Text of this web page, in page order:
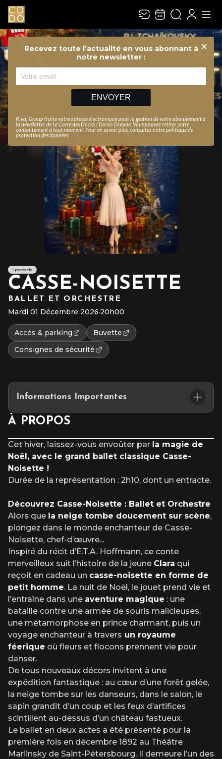
Recevez toute l’actualité en vous abonnant à
notre newsletter :
ENVOYER
Rivaj Group traite votre adresse électronique pour la gestion de votre abonnement à
la newsletter deLe Carré des Docks / Docks Océane . Vous pouvez retirer votre
consentement à tout moment. Pour en savoir plus, consultez notrepolitique de
protection des données
Spectacle
CASSE-NOISETTE
BALLET ET ORCHESTRE
Mardi 01 Décembre 2026·20h00
Accès & parking
Buvette
Consignes de sécurité
Informations Importantes
Durée de la représentation : 2h10, dont un entracte.
L’accès au site et/ou aux places numérotées n’est pas garanti
après l’heure du début du spectacle.
À PROPOS
Cet hiver, laissez-vous envoûter par la magie de
Noël, avec le grand ballet classique Casse-
Noisette !
Durée de la représentation : 2h10, dont un entracte.
Découvrez Casse-Noisette : Ballet et Orchestre
Alors que la neige tombe doucement sur scène,
plongez dans le monde enchanteur de Casse-
Noisette, chef-d’œuvre...
Inspiré du récit d’E.T.A. Hoffmann, ce conte
merveilleux suit l’histoire de la jeune Clara qui
reçoit en cadeau un casse-noisette en forme de
petit homme. La nuit de Noël, le jouet prend vie et
l’entraîne dans une aventure magique : une
bataille contre une armée de souris malicieuses,
une métamorphose en prince charmant, puis un
voyage enchanteur à travers un royaume
féerique où fleurs et flocons prennent vie pour
danser.
De tous nouveaux décors invitent à une
expédition fantastique : au cœur d’une forêt gelée,
la neige tombe sur les danseurs, dans le salon, le
sapin grandit d’un coup et les feux d’artifices
scintillent au-dessus d’un château fastueux.
Le ballet en deux actes a été présenté pour la
première fois en décembre 1892 au Théâtre
Mariinsky de Saint-Pétersbourg. Il demeure l’un des